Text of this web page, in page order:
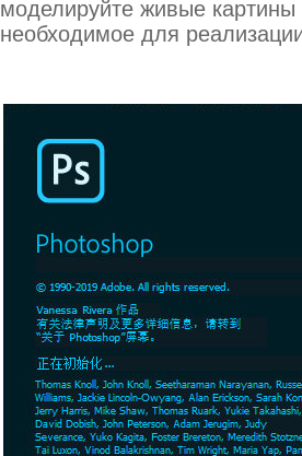
моделируйте живые картины
необходимое для